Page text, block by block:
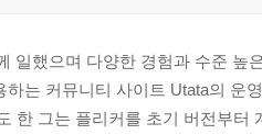
일했으며 다양한 경험과 수준 높
는 커뮤니티 사이트 Utata의 운
한 그는 플리커를 초기 버전부터